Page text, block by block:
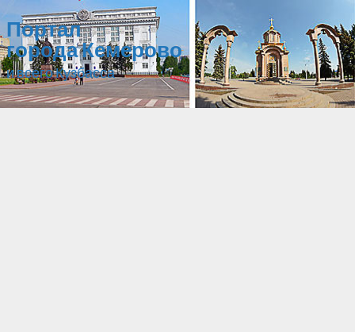
Портал
города Кемерово
и всего Кузбасса